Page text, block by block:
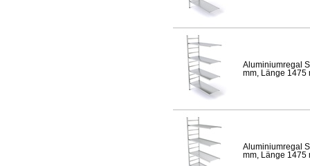
Aluminiumregal
mm, Länge 1475
Aluminiumregal
mm, Länge 1475